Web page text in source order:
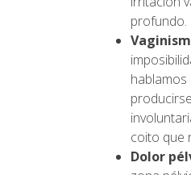
profundo.
hablamos
coito que
Dolor